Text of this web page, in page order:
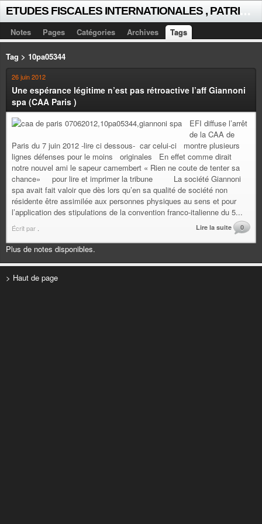
Notes Pages Catégories Archives Tags
Tag > 10pa05344
26 juin 2012
Une espérance légitime n’est pas rétroactive l’aff Giannoni
spa (CAA Paris )
EFI diffuse l’arrêt
de la CAA de
Paris du 7 juin 2012 -lire ci dessous- car celui-ci montre plusieurs
lignes défenses pour le moins originales En effet comme dirait
notre nouvel ami le sapeur camembert « Rien ne coute de tenter sa
chance» pour lire et imprimer la tribune La société Giannoni
spa avait fait valoir que dès lors qu’en sa qualité de société non
résidente être assimilée aux personnes physiques au sens et pour
l’application des stipulations de la convention franco-italienne du 5...
Écrit par Lire la suite 0
Plus de notes disponibles.
> Haut de page